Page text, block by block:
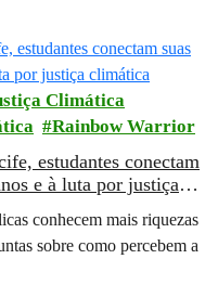
Climática
Rainbow Warrior
estudantes conectam
e à luta por justiça
conhecem mais riquezas
sobre como percebem a